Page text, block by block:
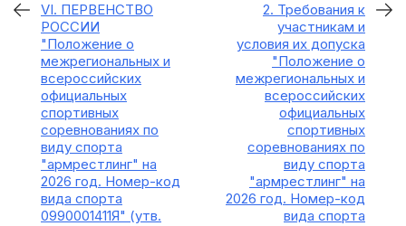
VI. ПЕРВЕНСТВО
РОССИИ
"Положение о
межрегиональных и
всероссийских
официальных
спортивных
соревнованиях по
виду спорта
"армрестлинг" на
2026 год. Номер-код
вида спорта
0990001411Я" (утв.
2. Требования к
участникам и
условия их допуска
"Положение о
межрегиональных и
всероссийских
официальных
спортивных
соревнованиях по
виду спорта
"армрестлинг" на
2026 год. Номер-код
вида спорта